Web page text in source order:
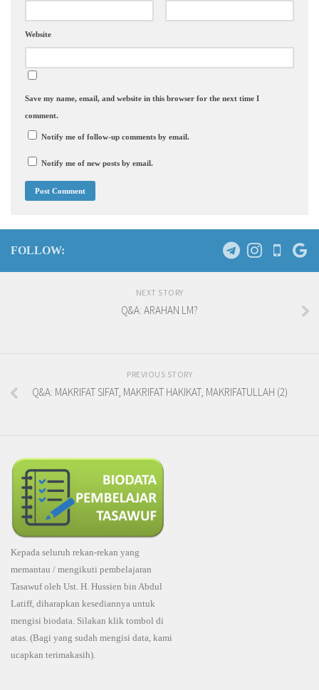
Website
Save my name, email, and website in this browser for the next time I
comment.
Notify me of follow-up comments by email.
Notify me of new posts by email.
FOLLOW:
NEXT STORY
Q&A: ARAHAN LM?
PREVIOUS STORY
Q&A: MAKRIFAT SIFAT, MAKRIFAT HAKIKAT, MAKRIFATULLAH (2)
Kepada seluruh rekan-rekan yang
memantau / mengikuti pembelajaran
Tasawuf oleh Ust. H. Hussien bin Abdul
Latiff, diharapkan kesediannya untuk
mengisi biodata. Silakan klik tombol di
atas. (Bagi yang sudah mengisi data, kami
ucapkan terimakasih).